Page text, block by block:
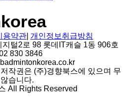
용약관 개인정보취급방침
털2로 98 롯데IT캐슬 1동 906호
830 3846
작권은 (주)경향북스에 있으며 무
습니다.
All Rights Reserved